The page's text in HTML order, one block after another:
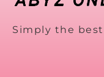
Simply the